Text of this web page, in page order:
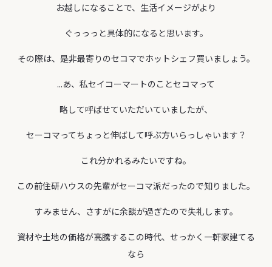
お越しになることで、生活イメージがより
ぐっっっと具体的になると思います。
その際は、是非最寄りのセコマでホットシェフ買いましょう。
...あ、私セイコーマートのことセコマって
略して呼ばせていただいていましたが、
セーコマってちょっと伸ばして呼ぶ方いらっしゃいます？
これ分かれるみたいですね。
この前住研ハウスの先輩がセーコマ派だったので知りました。
すみません、さすがに余談が過ぎたので失礼します。
資材や土地の価格が高騰するこの時代、せっかく一軒家建てる
なら